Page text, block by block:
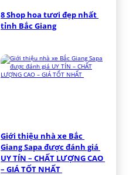
8 Shop hoa tươi đẹp nhất
tỉnh Bắc Giang
Giới thiệu nhà xe Bắc
Giang Sapa được đánh giá
UY TÍN – CHẤT LƯỢNG CAO
– GIÁ TỐT NHẤT